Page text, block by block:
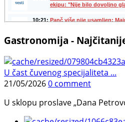
Gastronomija -
U čast čuvenog specijaliteta ...
21/05/20260 comment
U sklopu proslave „Dana